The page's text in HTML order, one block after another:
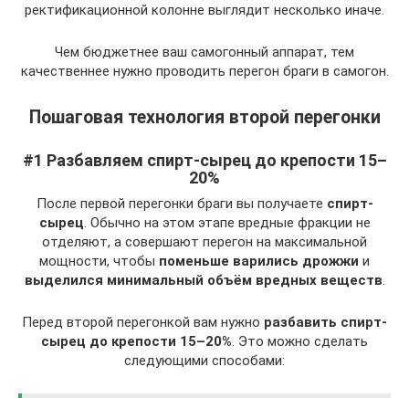
ректификационной колонне выглядит несколько иначе.
Чем бюджетнее ваш самогонный аппарат, тем
качественнее нужно проводить перегон браги в самогон.
Пошаговая технология второй перегонки
#1 Разбавляем спирт-сырец до крепости 15–
20%
После первой перегонки браги вы получаете спирт-
сырец. Обычно на этом этапе вредные фракции не
отделяют, а совершают перегон на максимальной
мощности, чтобы поменьше варились дрожжи и
выделился минимальный объём вредных веществ.
Перед второй перегонкой вам нужно разбавить спирт-
сырец до крепости 15–20%. Это можно сделать
следующими способами: